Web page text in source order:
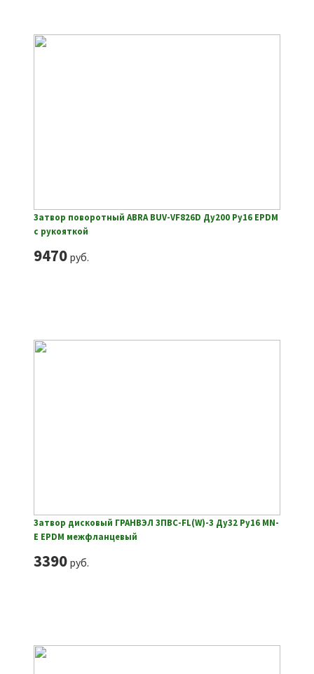
Затвор поворотный ABRA BUV-VF826D Ду200 Ру16 EPDM
с рукояткой
9470руб.
Затвор дисковый ГРАНВЭЛ ЗПВС-FL(W)-3 Ду32 Ру16 MN-
E EPDM межфланцевый
3390руб.